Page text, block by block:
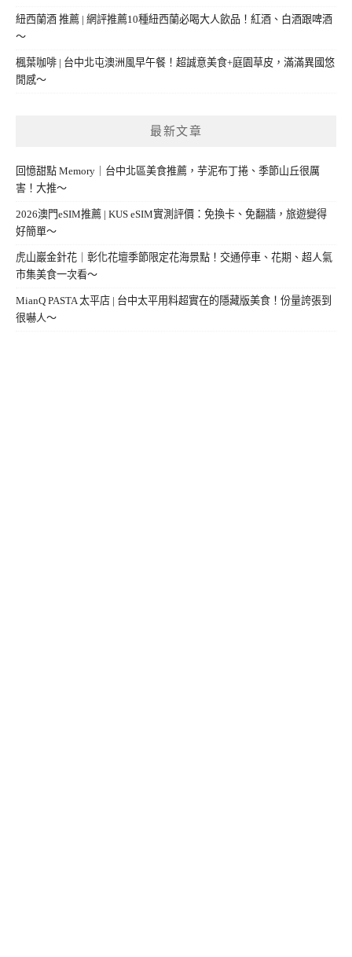
紐西蘭酒 推薦 | 網評推薦10種紐西蘭必喝大人飲品！紅酒、白酒跟啤酒
～
楓葉咖啡 | 台中北屯澳洲風早午餐！超誠意美食+庭園草皮，滿滿異國悠
閒感～
最新文章
回憶甜點 Memory｜台中北區美食推薦，芋泥布丁捲、季節山丘很厲
害！大推～
2026澳門eSIM推薦 | KUS eSIM實測評價：免換卡、免翻牆，旅遊變得
好簡單～
虎山巖金針花｜彰化花壇季節限定花海景點！交通停車、花期、超人氣
市集美食一次看～
MianQ PASTA 太平店 | 台中太平用料超實在的隱藏版美食！份量誇張到
很嚇人～